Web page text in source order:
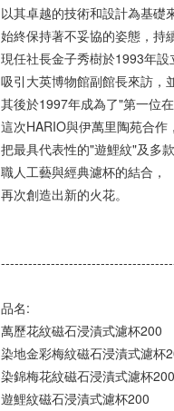
以其卓越的技術和設計為基礎
始終保持著不妥協的姿態，持
現任社長金子秀樹於1993年設
吸引大英博物館副館長來訪，
其後於1997年成為了"第一位
這次HARIO與伊萬里陶苑合作，
把最具代表性的"遊鯉紋"及多
職人工藝與經典濾杯的結合，
再次創造出新的火花。
品名:
萬歷花紋磁石浸漬式濾杯200
染地金彩梅紋磁石浸漬式濾杯
染錦梅花紋磁石浸漬式濾杯200
遊鯉紋磁石浸漬式濾杯200